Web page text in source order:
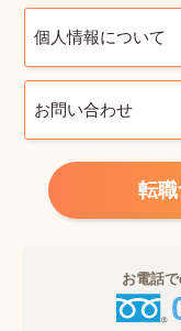
個人情報について
お問い合わせ
転
お電話